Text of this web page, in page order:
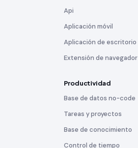
Api
Aplicación móvil
Aplicación de escritorio
Extensión de navegador
Productividad
Base de datos no-code
Tareas y proyectos
Base de conocimiento
Control de tiempo